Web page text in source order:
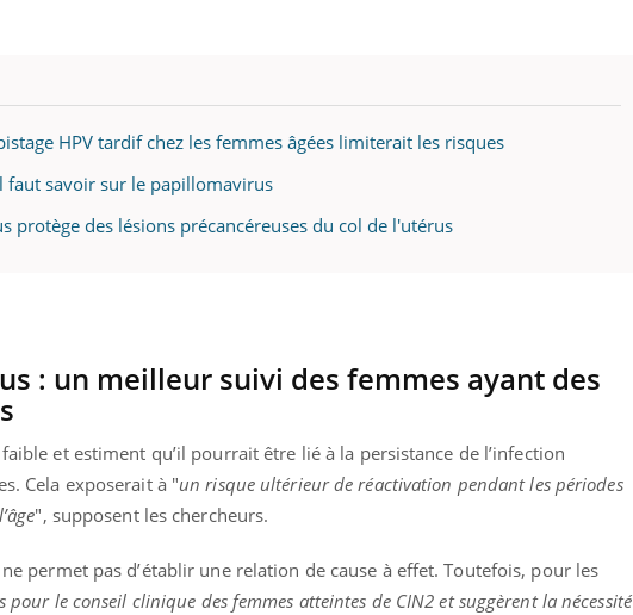
HPV tardif chez les femmes âgées limiterait les risques
faut savoir sur le papillomavirus
protège des lésions précancéreuses du col de l'utérus
: un meilleur suivi des femmes ayant des
et estiment qu’il pourrait être lié à la persistance de l’infection
Cela exposerait à "un risque ultérieur de réactivation pendant les périodes
", supposent les chercheurs.
permet pas d’établir une relation de cause à effet. Toutefois, pour les
le conseil clinique des femmes atteintes de CIN2 et suggèrent la nécessité
en fer : comprendre pour
Youtube osait en parler??